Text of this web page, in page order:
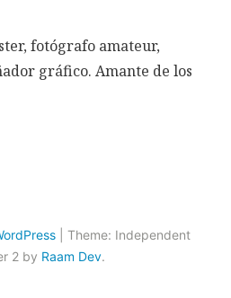
fotógrafo amateur,
gráfico. Amante de los
Theme: Independent
2 by Raam Dev.